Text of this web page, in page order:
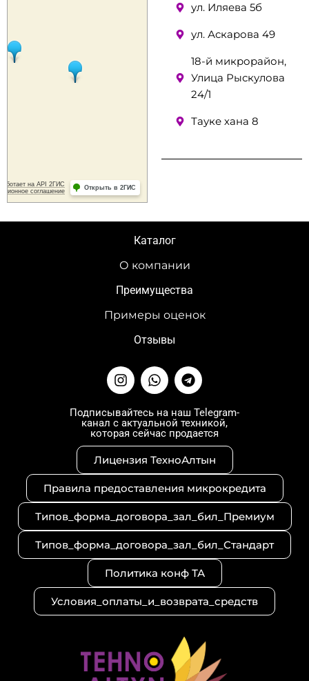
ул. Иляева 5б
ул. Аскарова 49
18-й микрорайон,
Улица Рыскулова
24/1
Тауке хана 8
I
n
t
a
g
r
a
m
W
h
t
s
a
p
p
T
e
e
g
r
a
m
Подписывайтесь на наш Telegram-
канал с актуальной техникой,
которая сейчас продается
Лицензия ТехноАлтын
Правила предоставления микрокредита
Типов_форма_договора_зал_бил_Премиум
Типов_форма_договора_зал_бил_Стандарт
Политика конф ТА
Условия_оплаты_и_возврата_средств
Каталог
О компании
Преимущества
Примеры оценок
Отзывы